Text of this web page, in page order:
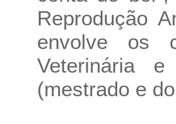
Reprodução
envolve os
Veterinária
(mestrado e